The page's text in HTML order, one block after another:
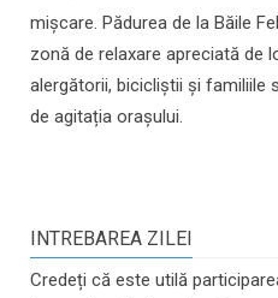
mișcare. Pădurea de la Băile
zonă de relaxare apreciată de
alergătorii, bicicliștii și familiile
de agitația orașului.
INTREBAREA ZILEI
Credeți că este utilă